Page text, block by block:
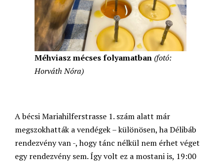
Méhviasz mécses folyamatban (fotó:
Horváth Nóra)
A bécsi Mariahilferstrasse 1. szám alatt már
megszokhatták a vendégek – különösen, ha Délibáb
rendezvény van -, hogy tánc nélkül nem érhet véget
egy rendezvény sem. Így volt ez a mostani is, 19:00